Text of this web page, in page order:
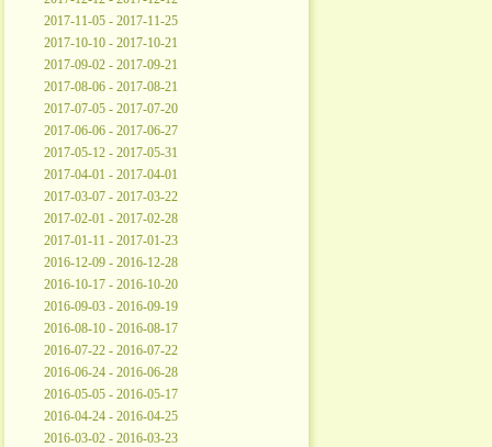
2017-11-05 - 2017-11-25
2017-10-10 - 2017-10-21
2017-09-02 - 2017-09-21
2017-08-06 - 2017-08-21
2017-07-05 - 2017-07-20
2017-06-06 - 2017-06-27
2017-05-12 - 2017-05-31
2017-04-01 - 2017-04-01
2017-03-07 - 2017-03-22
2017-02-01 - 2017-02-28
2017-01-11 - 2017-01-23
2016-12-09 - 2016-12-28
2016-10-17 - 2016-10-20
2016-09-03 - 2016-09-19
2016-08-10 - 2016-08-17
2016-07-22 - 2016-07-22
2016-06-24 - 2016-06-28
2016-05-05 - 2016-05-17
2016-04-24 - 2016-04-25
2016-03-02 - 2016-03-23